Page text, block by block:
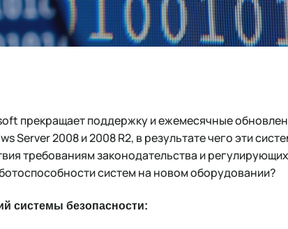
прекращает поддержку и ежемесячные
Server 2008 и 2008 R2, в результате чего эти
требованиям законодательства и
систем на новом оборудовании?
системы безопасности: